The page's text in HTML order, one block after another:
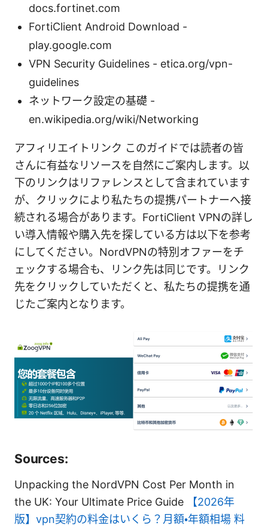
docs.fortinet.com
FortiClient Android Download -
play.google.com
VPN Security Guidelines - etica.org/vpn-
guidelines
ネットワーク設定の基礎 -
en.wikipedia.org/wiki/Networking
アフィリエイトリンク このガイドでは読者の皆
さんに有益なリソースを自然にご案内します。以
下のリンクはリファレンスとして含まれています
が、クリックにより私たちの提携パートナーへ接
続される場合があります。FortiClient VPNの詳し
い導入情報や購入先を探している方は以下を参考
にしてください。NordVPNの特別オファーをチ
ェックする場合も、リンク先は同じです。リンク
先をクリックしていただくと、私たちの提携を通
じたご案内となります。
Sources:
Unpacking the NordVPN Cost Per Month in
the UK: Your Ultimate Price Guide
【2026年
版】vpn契約の料金はいくら？月額・年額相場 料